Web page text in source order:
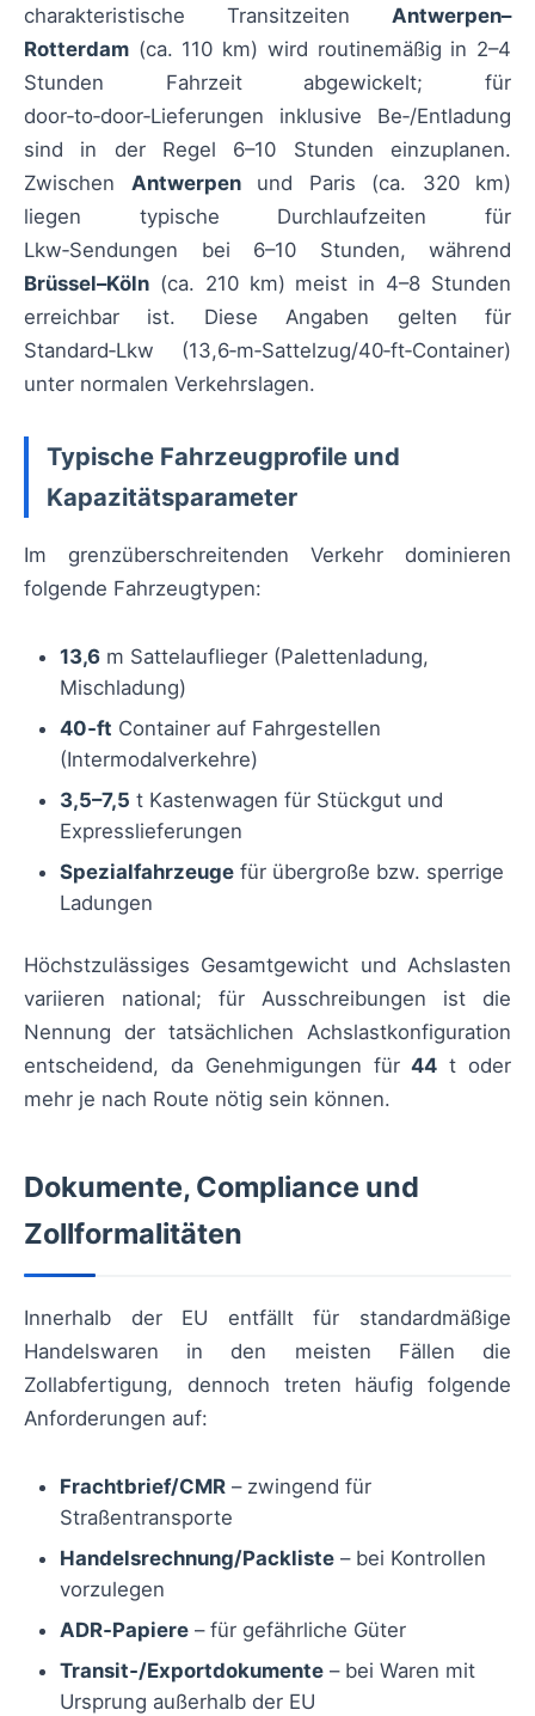
charakteristische Transitzeiten Antwerpen–
Rotterdam (ca. 110 km) wird routinemäßig in 2–4
Stunden Fahrzeit abgewickelt; für
door‑to‑door‑Lieferungen inklusive Be‑/Entladung
sind in der Regel 6–10 Stunden einzuplanen.
Zwischen Antwerpenund Paris (ca. 320 km)
liegen typische Durchlaufzeiten für
Lkw‑Sendungen bei 6–10 Stunden, während
Brüssel–Köln (ca. 210 km) meist in 4–8 Stunden
erreichbar ist. Diese Angaben gelten für
Standard‑Lkw (13,6‑m‑Sattelzug/40‑ft‑Container)
unter normalen Verkehrslagen.
Typische Fahrzeugprofile und
Kapazitätsparameter
Im grenzüberschreitenden Verkehr dominieren
folgende Fahrzeugtypen:
13,6 m Sattelauflieger (Palettenladung,
Mischladung)
40‑ft Container auf Fahrgestellen
(Intermodalverkehre)
3,5–7,5 t Kastenwagen für Stückgut und
Expresslieferungen
Spezialfahrzeuge für übergroße bzw. sperrige
Ladungen
Höchstzulässiges Gesamtgewicht und Achslasten
variieren national; für Ausschreibungen ist die
Nennung der tatsächlichen Achslastkonfiguration
entscheidend, da Genehmigungen für44 t oder
mehr je nach Route nötig sein können.
Dokumente, Compliance und
Zollformalitäten
Innerhalb der EU entfällt für standardmäßige
Handelswaren in den meisten Fällen die
Zollabfertigung, dennoch treten häufig folgende
Anforderungen auf:
Frachtbrief/CMR – zwingend für
Straßentransporte
Handelsrechnung/Packliste – bei Kontrollen
vorzulegen
ADR‑Papiere – für gefährliche Güter
Transit‑/Exportdokumente – bei Waren mit
Ursprung außerhalb der EU